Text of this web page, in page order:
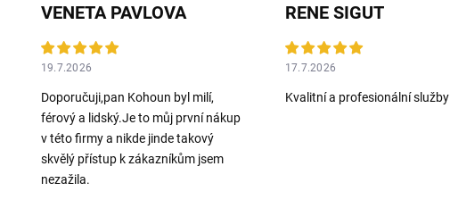
VENETA PAVLOVA
19.7.2026
Doporučuji,pan Kohoun byl milí,
férový a lidský.Je to můj první nákup
v této firmy a nikde jinde takový
skvělý přístup k zákazníkům jsem
nezažila.
RENE SIGUT
17.7.2026
Kvalitní a profesionální služby